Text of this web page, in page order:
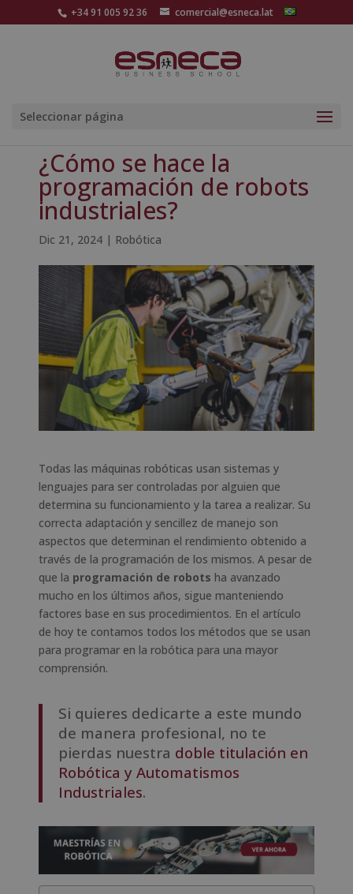
+34 91 005 92 36 comercial@esneca.lat
Seleccionar página
¿Cómo se hace la
programación de robots
industriales?
Dic 21, 2024| Robótica
Todas las máquinas robóticas usan sistemas y
lenguajes para ser controladas por alguien que
determina su funcionamiento y la tarea a realizar. Su
correcta adaptación y sencillez de manejo son
aspectos que determinan el rendimiento obtenido a
través de la programación de los mismos. A pesar de
que la programación de robots ha avanzado
mucho en los últimos años, sigue manteniendo
factores base en sus procedimientos. En el artículo
de hoy te contamos todos los métodos que se usan
para programar en la robótica para una mayor
comprensión.
Si quieres dedicarte a este mundo
de manera profesional, no te
pierdas nuestra doble titulación en
Robótica y Automatismos
Industriales.